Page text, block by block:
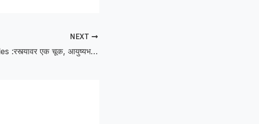
NEXT
traffic rules :रस्त्यावर एक चूक, आयुष्यभराची शिक्षा ठरू शकते” — वाहतूक नियम पाळण्याचे आवाहन